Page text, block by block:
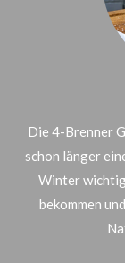
Die 4-Brenner
schon länger
Winter
bekommen